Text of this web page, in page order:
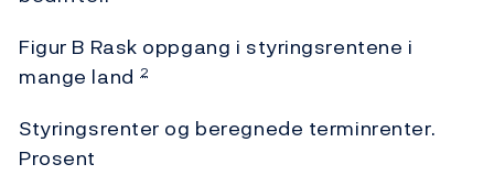
Figur B Rask oppgang i styringsrentene i
mange land 2
Styringsrenter og beregnede terminrenter.
Prosent